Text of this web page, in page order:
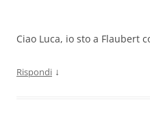
Ciao Luca, io sto a Flaubert
Rispondi ↓